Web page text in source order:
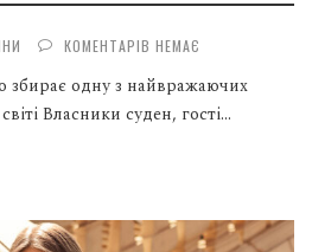
КОМЕНТАРІВ НЕМАЄ
одну з найвражаючих
Власники суден, гості...